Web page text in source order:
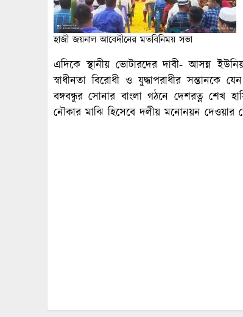
হাজী জয়নাল আবেদীনের মতবিনিময় সভা
এদিকে স্থানীয় ভোটারদের দাবী- আসন্ন
স্বাধীনতা বিরোধী ও যুদ্ধাপরাধীর সন্তানকে
বঙ্গবন্ধুর সোনার বাংলা গঠনে দেশরত্ন শেখ
নৌকার মাঝি হিসেবে দলীয় মনোনয়ন দেওয়ার